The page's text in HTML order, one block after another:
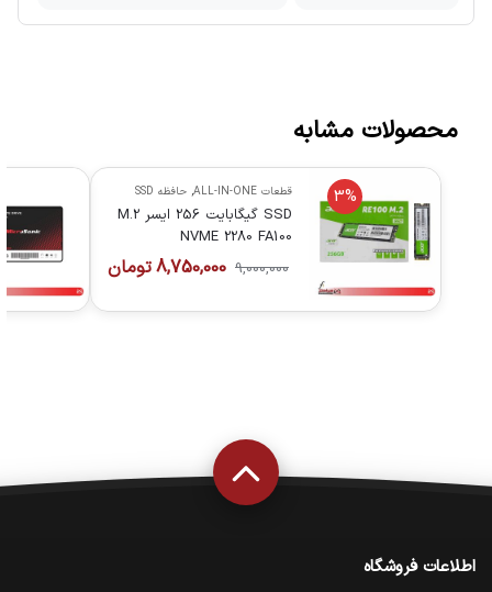
محصولات مشابه
3% قطعات ALL-IN-ONE , حافظه SSD
SSD گیگابایت 256 ایسر M.2
NVME 2280 FA100
9,000,000
8,750,000تومان
اطلاعات فروشگاه